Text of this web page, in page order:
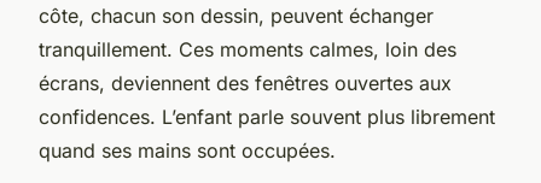
côte, chacun son dessin, peuvent échanger
tranquillement. Ces moments calmes, loin des
écrans, deviennent des fenêtres ouvertes aux
confidences. L’enfant parle souvent plus librement
quand ses mains sont occupées.